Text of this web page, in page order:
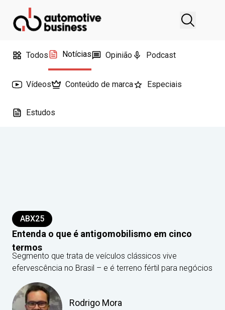
Todos Notícias Opinião Podcast
Vídeos Conteúdo de marca Especiais
Estudos
ABX25
Entenda o que é antigomobilismo em cinco
termos
Segmento que trata de veículos clássicos vive
efervescência no Brasil – e é terreno fértil para negócios
Rodrigo Mora